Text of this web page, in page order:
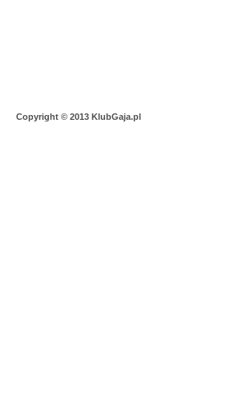
Copyright © 2013 KlubGaja.pl